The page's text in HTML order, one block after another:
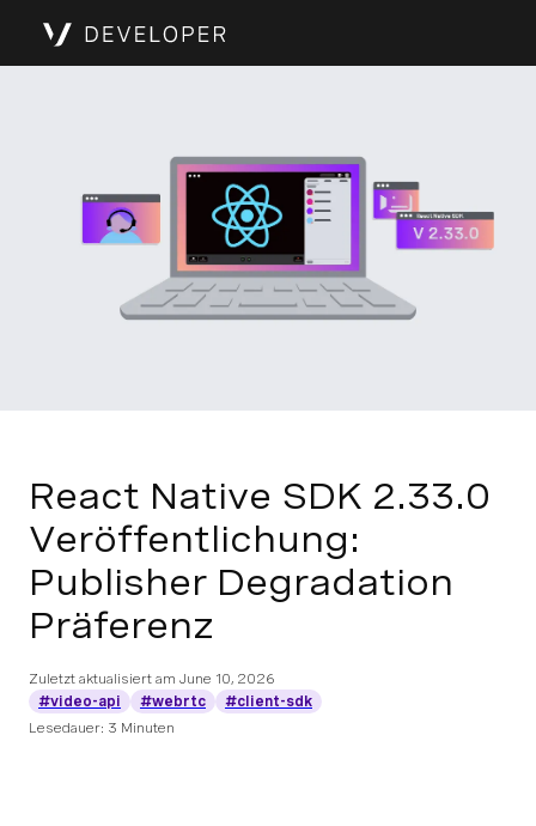
React Native SDK 2.33.0
Veröffentlichung:
Publisher Degradation
Präferenz
Zuletzt aktualisiert am June 10, 2026
#video-api
#webrtc
#client-sdk
Lesedauer: 3 Minuten